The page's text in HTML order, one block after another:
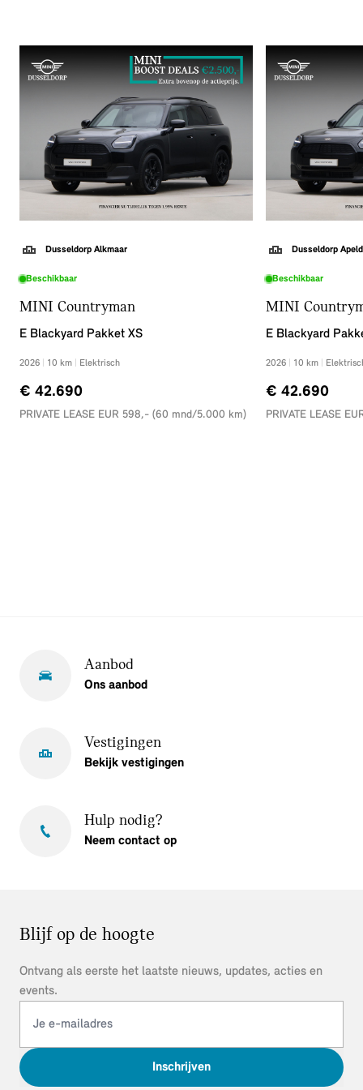
Dusseldorp Alkmaar
Beschikbaar
MINI Countryman
E Blackyard Pakket XS
2026 10 km Elektrisch
€ 42.690
PRIVATE LEASE EUR 598,- (60 mnd/5.000 km)
Dusseldorp
Beschikbaar
MINI
E Blackyard
2026 10 km
€ 42.690
PRIVATE LEASE
Aanbod
Ons aanbod
Vestigingen
Bekijk vestigingen
Hulp nodig?
Neem contact op
Blijf op de hoogte
Ontvang als eerste het laatste nieuws, updates, acties en
events.
Inschrijven